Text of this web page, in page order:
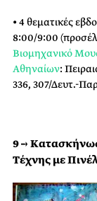
• 4 θεματικές
8:00/9:00
Βιομηχανικό
Αθηναίων:
336, 307/Δευτ.-
9 →
Τέχνης με